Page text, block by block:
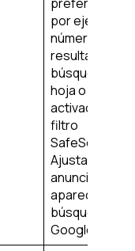
por ejemplo,
número de
resultados de
búsqueda por
hoja o la
activación del
filtro
SafeSearch.
Ajusta los
anuncios que
aparecen en
búsqueda de
Google.